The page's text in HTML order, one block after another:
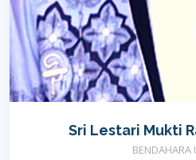
Sri Lestari Mukti
BENDAHARA